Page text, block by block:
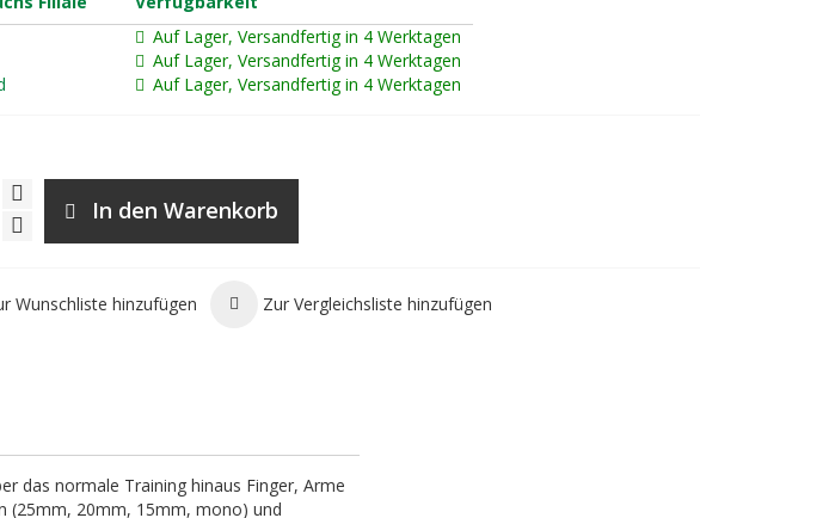
Auf Lager, Versandfertig in 4 Werktagen
Auf Lager, Versandfertig in 4 Werktagen
Auf Lager, Versandfertig in 4 Werktagen
In den Warenkorb
Wunschliste hinzufügen Zur Vergleichsliste hinzufügen
das normale Training hinaus Finger, Arme
(25mm, 20mm, 15mm, mono) und